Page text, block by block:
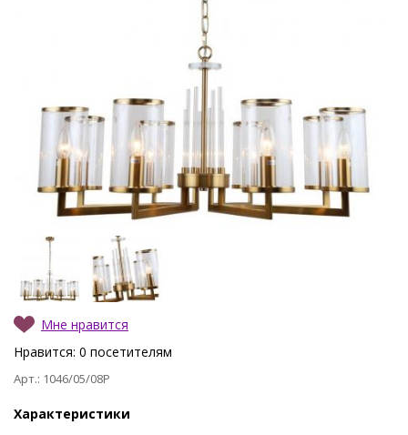
Мне нравится
Нравится: 0 посетителям
Арт.: 1046/05/08P
Характеристики